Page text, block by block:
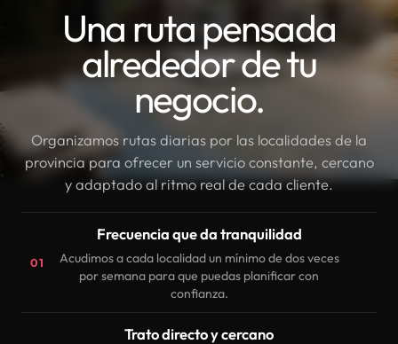
Una ruta pensada
alrededor de tu
negocio.
Organizamos rutas diarias por las localidades de la
provincia para ofrecer un servicio constante, cercano
y adaptado al ritmo real de cada cliente.
01
Frecuencia que da tranquilidad
Acudimos a cada localidad un mínimo de dos veces
por semana para que puedas planificar con
confianza.
Trato directo y cercano